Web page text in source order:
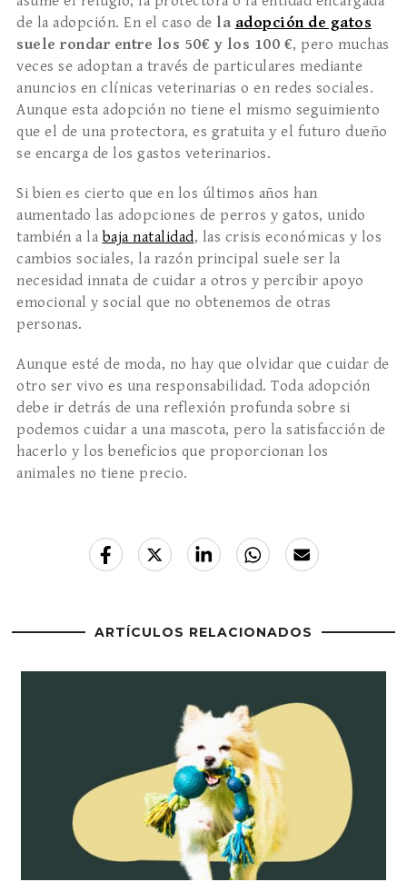
de la adopción. En el caso de la adopción de gatos
suele rondar entre los 50€ y los 100 €, pero muchas
veces se adoptan a través de particulares mediante
anuncios en clínicas veterinarias o en redes sociales.
Aunque esta adopción no tiene el mismo seguimiento
que el de una protectora, es gratuita y el futuro dueño
se encarga de los gastos veterinarios.
Si bien es cierto que en los últimos años han
aumentado las adopciones de perros y gatos, unido
también a la baja natalidad, las crisis económicas y los
cambios sociales, la razón principal suele ser la
necesidad innata de cuidar a otros y percibir apoyo
emocional y social que no obtenemos de otras
personas.
Aunque esté de moda, no hay que olvidar que cuidar de
otro ser vivo es una responsabilidad. Toda adopción
debe ir detrás de una reflexión profunda sobre si
podemos cuidar a una mascota, pero la satisfacción de
hacerlo y los beneficios que proporcionan los
animales no tiene precio.
ARTÍCULOS RELACIONADOS